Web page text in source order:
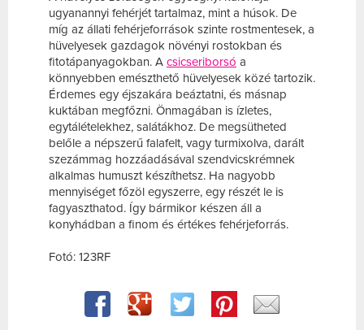
ugyanannyi fehérjét tartalmaz, mint a húsok. De
míg az állati fehérjeforrások szinte rostmentesek, a
hüvelyesek gazdagok növényi rostokban és
fitotápanyagokban. A csicseriborsó a
könnyebben emészthető hüvelyesek közé tartozik.
Érdemes egy éjszakára beáztatni, és másnap
kuktában megfőzni. Önmagában is ízletes,
egytálételekhez, salátákhoz. De megsütheted
belőle a népszerű falafelt, vagy turmixolva, darált
szezámmag hozzáadásával szendvicskrémnek
alkalmas humuszt készíthetsz. Ha nagyobb
mennyiséget főzöl egyszerre, egy részét le is
fagyaszthatod. Így bármikor készen áll a
konyhádban a finom és értékes fehérjeforrás.
Fotó: 123RF